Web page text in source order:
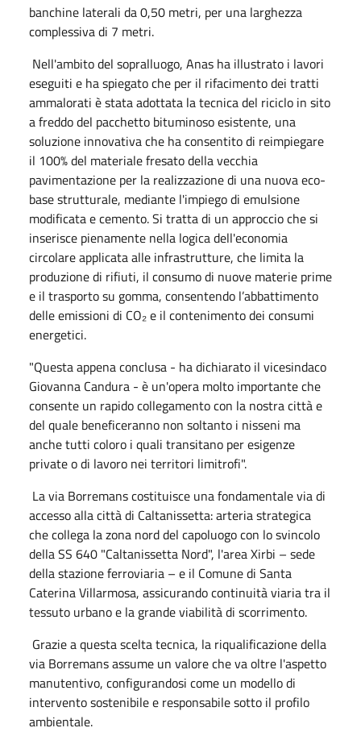
banchine laterali da 0,50 metri, per una larghezza
complessiva di 7 metri.
Nell'ambito del sopralluogo, Anas ha illustrato i lavori
eseguiti e ha spiegato che per il rifacimento dei tratti
ammalorati è stata adottata la tecnica del riciclo in sito
a freddo del pacchetto bituminoso esistente, una
soluzione innovativa che ha consentito di reimpiegare
il 100% del materiale fresato della vecchia
pavimentazione per la realizzazione di una nuova eco-
base strutturale, mediante l'impiego di emulsione
modificata e cemento. Si tratta di un approccio che si
inserisce pienamente nella logica dell'economia
circolare applicata alle infrastrutture, che limita la
produzione di rifiuti, il consumo di nuove materie prime
e il trasporto su gomma, consentendo l’abbattimento
delle emissioni di CO₂ e il contenimento dei consumi
energetici.
"Questa appena conclusa - ha dichiarato il vicesindaco
Giovanna Candura - è un'opera molto importante che
consente un rapido collegamento con la nostra città e
del quale beneficeranno non soltanto i nisseni ma
anche tutti coloro i quali transitano per esigenze
private o di lavoro nei territori limitrofi".
La via Borremans costituisce una fondamentale via di
accesso alla città di Caltanissetta: arteria strategica
che collega la zona nord del capoluogo con lo svincolo
della SS 640 "Caltanissetta Nord", l'area Xirbi – sede
della stazione ferroviaria – e il Comune di Santa
Caterina Villarmosa, assicurando continuità viaria tra il
tessuto urbano e la grande viabilità di scorrimento.
Grazie a questa scelta tecnica, la riqualificazione della
via Borremans assume un valore che va oltre l'aspetto
manutentivo, configurandosi come un modello di
intervento sostenibile e responsabile sotto il profilo
ambientale.